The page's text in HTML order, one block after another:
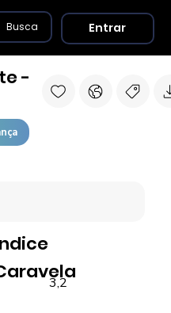
3,2
-
Busca Entrar